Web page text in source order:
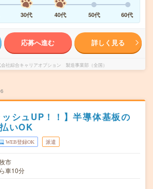
30代 40代 50代 60代
応募へ進む 詳しく見る
社綜合キャリアオプション 製造事業部（全国）
ッシュUP！！】半導体基板の
いOK
WEB登録OK 派遣
市
車10分